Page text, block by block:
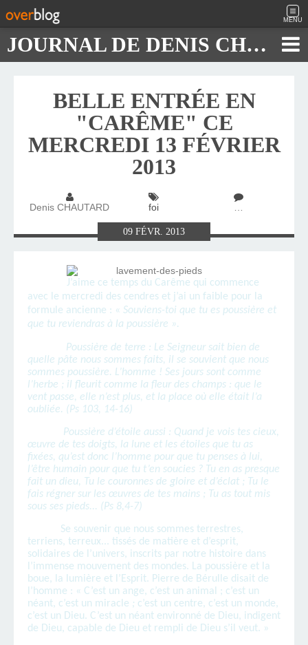
MENU
JOURNAL DE DENIS CHAUTARD
BELLE ENTRÉE EN
"CARÊME" CE
MERCREDI 13 FÉVRIER
2013
Denis CHAUTARD foi …
09 FÉVR. 2013
J’aime ce temps du Carême qui commence
avec le mercredi des cendres et j’ai un faible pour la
formule ancienne : « Souviens-toi que tu es poussière et
que tu reviendras à la poussière ».
Poussière de terre : Le Seigneur sait bien de
quelle pâte nous sommes faits, il se souvient que nous
sommes poussière. L’homme ! Ses jours sont comme
l’herbe ; il fleurit comme la fleur des champs : que le
vent passe, elle n’est plus, et la place où elle était l’a
oubliée. (Ps 103, 14-16)
Poussière d’étoile aussi : Quand je vois tes cieux,
œuvre de tes doigts, la lune et les étoiles que tu as
fixées, qu’est donc l’homme pour que tu penses à lui,
l’être humain pour que tu t’en soucies ? Tu en as presque
fait un dieu, Tu le couronnes de gloire et d’éclat ; Tu le
fais régner sur les œuvres de tes mains ; Tu as tout mis
sous ses pieds... (Ps 8,4-7)
Se souvenir que nous sommes terrestres,
terriens, terreux... tissés de matière et d’esprit,
solidaires de l’univers, inscrits par notre histoire dans
l’immense mouvement des mondes. La poussière et la
boue, la lumière et l’Esprit. Pierre de Bérulle disait de
l’homme : « C’est un ange, c’est un animal ; c’est un
néant, c’est un miracle ; c’est un centre, c’est un monde,
c’est un Dieu. C’est un néant environné de Dieu, indigent
de Dieu, capable de Dieu et rempli de Dieu s’il veut. »